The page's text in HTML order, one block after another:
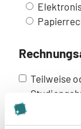
Teilweise
auf dieser